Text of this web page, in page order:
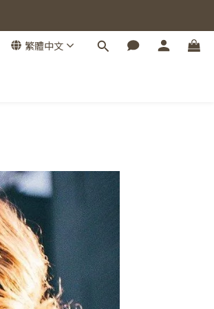
繁體中文